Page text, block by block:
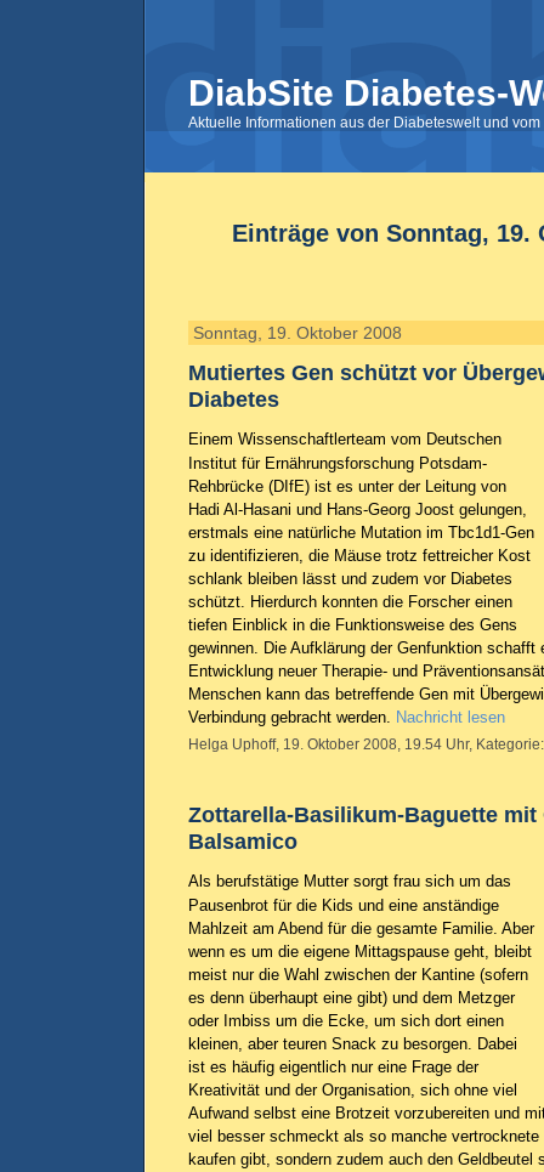
DiabSite Diabetes-
Aktuelle Informationen aus der Diabeteswelt und
Einträge von Sonntag, 19.
Sonntag, 19. Oktober 2008
Mutiertes Gen schützt vor
Diabetes
Einem Wissenschaftlerteam vom Deutschen
Institut für Ernährungsforschung Potsdam-
Rehbrücke (DIfE) ist es unter der Leitung von
Hadi Al-Hasani und Hans-Georg Joost gelungen,
erstmals eine natürliche Mutation im Tbc1d1-Gen
zu identifizieren, die Mäuse trotz fettreicher Kost
schlank bleiben lässt und zudem vor Diabetes
schützt. Hierdurch konnten die Forscher einen
tiefen Einblick in die Funktionsweise des Gens
gewinnen. Die Aufklärung der Genfunktion schafft
Entwicklung neuer Therapie- und
Menschen kann das betreffende Gen mit
Verbindung gebracht werden. Nachricht lesen
Helga Uphoff, 19. Oktober 2008, 19.54 Uhr,
Zottarella-Basilikum-Baguette mit
Balsamico
Als berufstätige Mutter sorgt frau sich um das
Pausenbrot für die Kids und eine anständige
Mahlzeit am Abend für die gesamte Familie. Aber
wenn es um die eigene Mittagspause geht, bleibt
meist nur die Wahl zwischen der Kantine (sofern
es denn überhaupt eine gibt) und dem Metzger
oder Imbiss um die Ecke, um sich dort einen
kleinen, aber teuren Snack zu besorgen. Dabei
ist es häufig eigentlich nur eine Frage der
Kreativität und der Organisation, sich ohne viel
Aufwand selbst eine Brotzeit vorzubereiten und
viel besser schmeckt als so manche
kaufen gibt, sondern zudem auch den Geldbeutel